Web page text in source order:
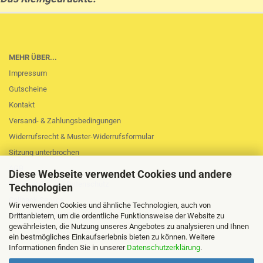
Diese Webseite verwendet Cookies und andere
Technologien
Wir verwenden Cookies und ähnliche Technologien, auch von
Drittanbietern, um die ordentliche Funktionsweise der Website zu
gewährleisten, die Nutzung unseres Angebotes zu analysieren und Ihnen
ein bestmögliches Einkaufserlebnis bieten zu können. Weitere
Informationen finden Sie in unserer Datenschutzerklärung.
MEHR ÜBER...
Impressum
Gutscheine
Kontakt
Versand- & Zahlungsbedingungen
Widerrufsrecht & Muster-Widerrufsformular
Sitzung unterbrochen
AGB
Privatsphäre und Datenschutz
Callback Service
Cookie Einstellungen